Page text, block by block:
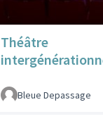
Théâtre
Bleue Depassage